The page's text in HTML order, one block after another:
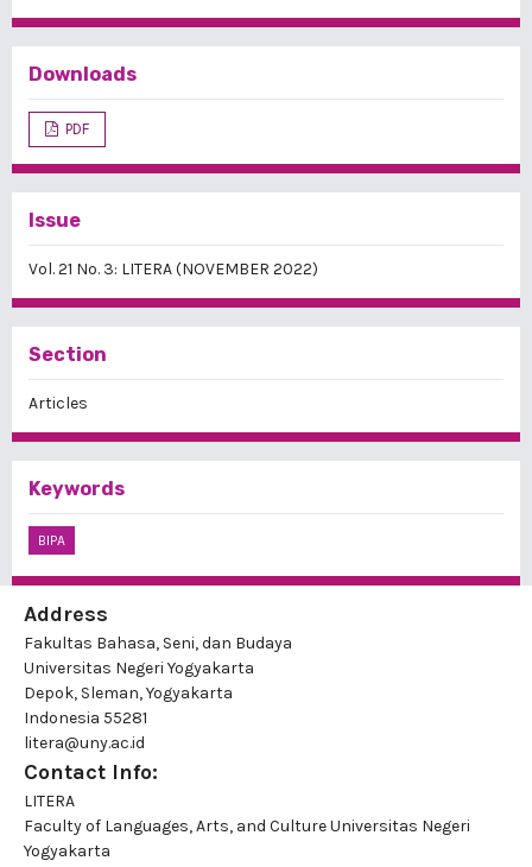
Downloads
PDF
Issue
Vol. 21 No. 3: LITERA (NOVEMBER 2022)
Section
Articles
Keywords
BIPA
Address
Fakultas Bahasa, Seni, dan Budaya
Universitas Negeri Yogyakarta
Depok, Sleman, Yogyakarta
Indonesia 55281
litera@uny.ac.id
Contact Info:
LITERA
Faculty of Languages, Arts, and Culture Universitas Negeri
Yogyakarta